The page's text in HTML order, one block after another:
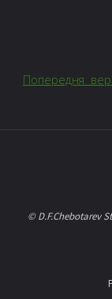
Попередня
© D.F.Chebotarev